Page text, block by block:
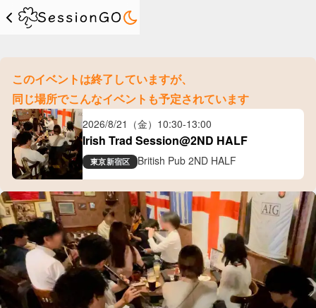
このイベントは終了していますが、
同じ場所でこんなイベントも予定されています
2026/8/21（金） 10:30-13:00
Irish Trad Session@2ND HALF
東京新宿区 British Pub 2ND HALF